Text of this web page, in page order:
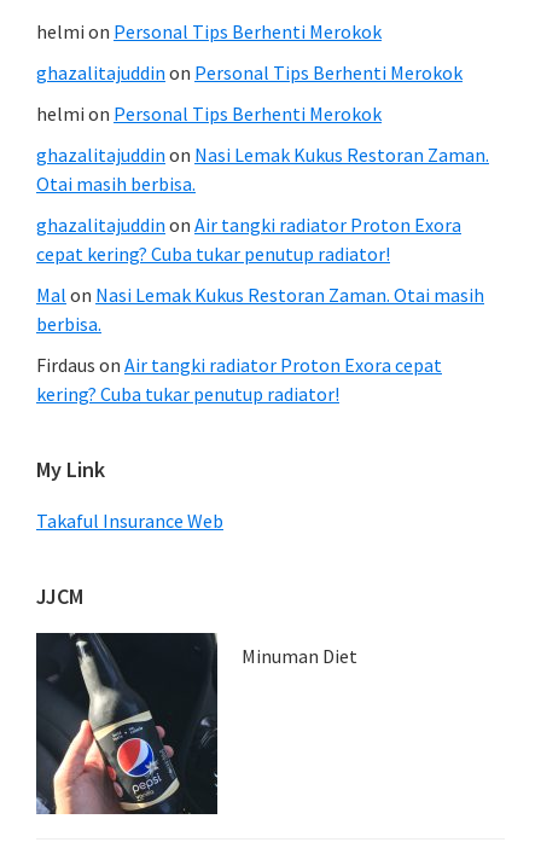
helmi on Personal Tips Berhenti Merokok
ghazalitajuddin on Personal Tips Berhenti Merokok
helmi on Personal Tips Berhenti Merokok
ghazalitajuddin on Nasi Lemak Kukus Restoran Zaman.
Otai masih berbisa.
ghazalitajuddin on Air tangki radiator Proton Exora
cepat kering? Cuba tukar penutup radiator!
Mal on Nasi Lemak Kukus Restoran Zaman. Otai masih
berbisa.
Firdaus on Air tangki radiator Proton Exora cepat
kering? Cuba tukar penutup radiator!
My Link
Takaful Insurance Web
JJCM
Minuman Diet